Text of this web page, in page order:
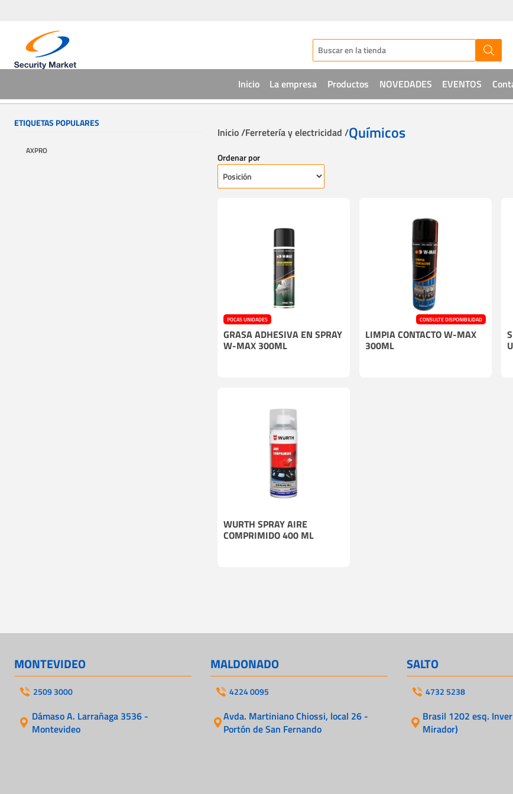
Inicio La empresa Productos NOVEDADES EVENTOS
Inicio /Ferretería y electricidad /Químicos
Ordenar por
POCAS UNIDADES
GRASA ADHESIVA EN SPRAY
W-MAX 300ML
CONSULTE DISPONIBILIDAD
LIMPIA CONTACTO W-MAX
300ML
WURTH SPRAY AIRE
COMPRIMIDO 400 ML
ETIQUETAS POPULARES
AXPRO
MONTEVIDEO
2509 3000
Dámaso A. Larrañaga 3536 -
Montevideo
MALDONADO
4224 0095
Avda. Martiniano Chiossi, local 26 -
Portón de San Fernando
SALTO
4732 5238
Brasil 1202 esq.
Mirador)